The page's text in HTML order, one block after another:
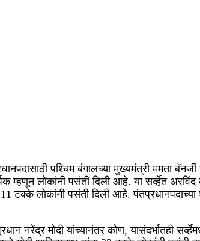
पश्चिम बंगालच्या मुख्यमंत्री ममता
म्हणून लोकांनी पसंती दिली आहे. या सर्व्हेत
टक्के लोकांनी पसंती दिली आहे. पंतप्रधानपदाच्या
नरेंद्र मोदी यांच्यानंतर कोण, यासंदर्भातही